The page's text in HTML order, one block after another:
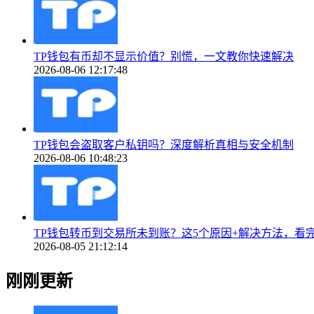
TP钱包有币却不显示价值？别慌，一文教你快速解决
2026-08-06 12:17:48
TP钱包会盗取客户私钥吗？深度解析真相与安全机制
2026-08-06 10:48:23
TP钱包转币到交易所未到账？这5个原因+解决方法，看
2026-08-05 21:12:14
刚刚更新